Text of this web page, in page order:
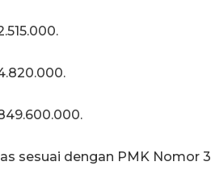
sesuai dengan PMK Nomor